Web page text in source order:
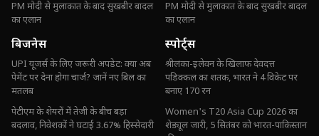
PM मोदी से मुलाकात के बाद सुखबीर बादल
का एलान
PM मोदी से मुलाकात के बाद सुखबीर बादल
का एलान
बिजनेस
UPI यूजर्स के लिए जरूरी अपडेट: क्या अब
पेमेंट पर देना होगा चार्ज? जानें नए बिल का
मतलब
पेटीएम के शेयरों में तेजी के बीच बड़ा
बदलाव, निवेशकों ने घटाई 3.67% हिस्सेदारी
स्पोर्ट्स
श्रीलंका-इलेवन के खिलाफ देवदत्त
पडिक्कल का शतक, भारत ने 4 विकेट पर
बनाए 170 रन
Women's T20 Asia Cup 2026 का
शेड्यूल जारी, 5 सितंबर को भारत-पाकिस्तान